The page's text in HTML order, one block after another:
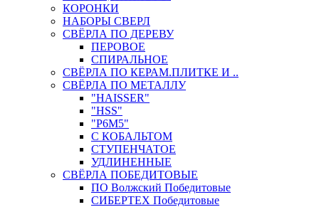
КОРОНКИ
НАБОРЫ СВЕРЛ
СВЁРЛА ПО ДЕРЕВУ
ПЕРОВОЕ
СПИРАЛЬНОЕ
СВЁРЛА ПО КЕРАМ.ПЛИТКЕ И ..
СВЁРЛА ПО МЕТАЛЛУ
"HAISSER"
"HSS"
"Р6М5"
С КОБАЛЬТОМ
СТУПЕНЧАТОЕ
УДЛИНЕННЫЕ
СВЁРЛА ПОБЕДИТОВЫЕ
ПО Волжский Победитовые
СИБЕРТЕХ Победитовые